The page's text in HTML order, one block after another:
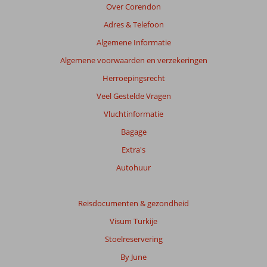
Over Corendon
Adres & Telefoon
Algemene Informatie
Algemene voorwaarden en verzekeringen
Herroepingsrecht
Veel Gestelde Vragen
Vluchtinformatie
Bagage
Extra's
Autohuur
Reisdocumenten & gezondheid
Visum Turkije
Stoelreservering
By June